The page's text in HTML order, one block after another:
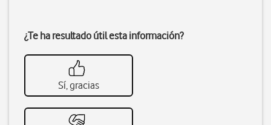
¿Te ha resultado útil esta información?
Sí, gracias